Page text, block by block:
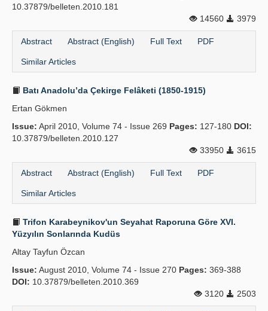
10.37879/belleten.2010.181
14560
3979
Abstract Abstract (English) Full Text PDF
Similar Articles
Batı Anadolu’da Çekirge Felâketi (1850-1915)
Ertan Gökmen
Issue: April 2010, Volume 74 - Issue 269 Pages: 127-180 DOI:
10.37879/belleten.2010.127
33950
3615
Abstract Abstract (English) Full Text PDF
Similar Articles
Trifon Karabeynikov'un Seyahat Raporuna Göre XVI.
Yüzyılın Sonlarında Kudüs
Altay Tayfun Özcan
Issue: August 2010, Volume 74 - Issue 270 Pages: 369-388
DOI: 10.37879/belleten.2010.369
3120
2503